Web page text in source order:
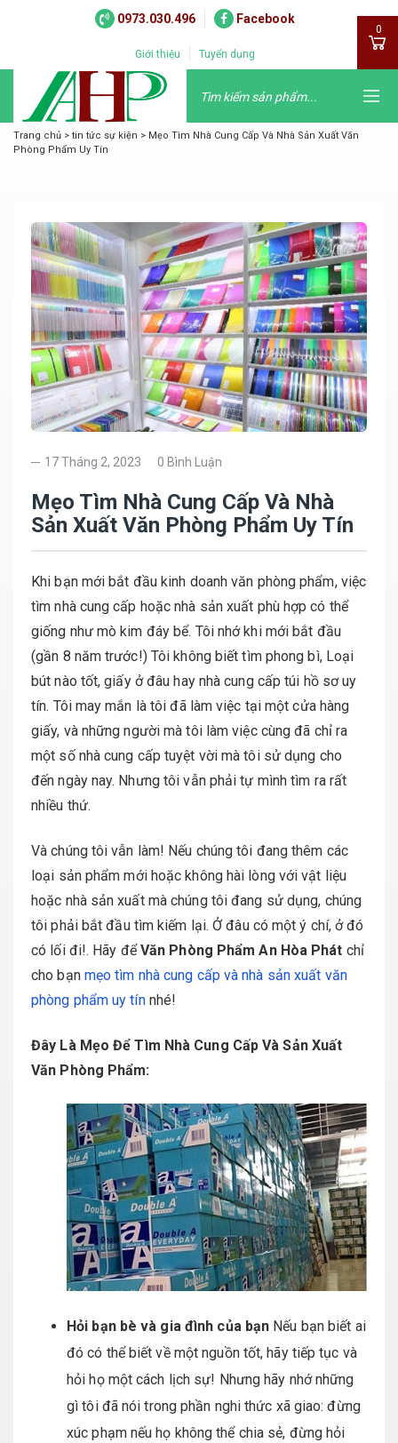
0973.030.496 Facebook
Giới thiệu Tuyển dụng
0
Trang chủ > tin tức sự kiện > Mẹo Tìm Nhà Cung Cấp Và Nhà Sản Xuất Văn
Phòng Phẩm Uy Tín
17 Tháng 2, 2023 0 Bình Luận
Mẹo Tìm Nhà Cung Cấp Và Nhà
Sản Xuất Văn Phòng Phẩm Uy Tín
Khi bạn mới bắt đầu kinh doanh văn phòng phẩm, việc
tìm nhà cung cấp hoặc nhà sản xuất phù hợp có thể
giống như mò kim đáy bể. Tôi nhớ khi mới bắt đầu
(gần 8 năm trước!) Tôi không biết tìm phong bì, Loại
bút nào tốt, giấy ở đâu hay nhà cung cấp túi hồ sơ uy
tín. Tôi may mắn là tôi đã làm việc tại một cửa hàng
giấy, và những người mà tôi làm việc cùng đã chỉ ra
một số nhà cung cấp tuyệt vời mà tôi sử dụng cho
đến ngày nay. Nhưng tôi vẫn phải tự mình tìm ra rất
nhiều thứ.
Và chúng tôi vẫn làm! Nếu chúng tôi đang thêm các
loại sản phẩm mới hoặc không hài lòng với vật liệu
hoặc nhà sản xuất mà chúng tôi đang sử dụng, chúng
tôi phải bắt đầu tìm kiếm lại. Ở đâu có một ý chí, ở đó
có lối đi!. Hãy đểVăn Phòng Phẩm An Hòa Phát chỉ
cho bạn mẹo tìm nhà cung cấp và nhà sản xuất văn
phòng phẩm uy tínnhé!
Đây Là Mẹo Để Tìm Nhà Cung Cấp Và Sản Xuất
Văn Phòng Phẩm:
Hỏi bạn bè và gia đình của bạn Nếu bạn biết ai
đó có thể biết về một nguồn tốt, hãy tiếp tục và
hỏi họ một cách lịch sự! Nhưng hãy nhớ những
gì tôi đã nói trong phần nghi thức xã giao: đừng
xúc phạm nếu họ không thể chia sẻ, đừng hỏi